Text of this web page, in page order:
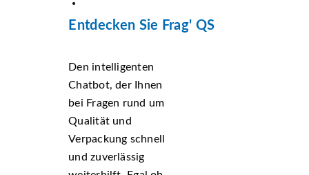
Entdecken Sie Frag' QS
Den intelligenten
Chatbot, der Ihnen
bei Fragen rund um
Qualität und
Verpackung schnell
und zuverlässig